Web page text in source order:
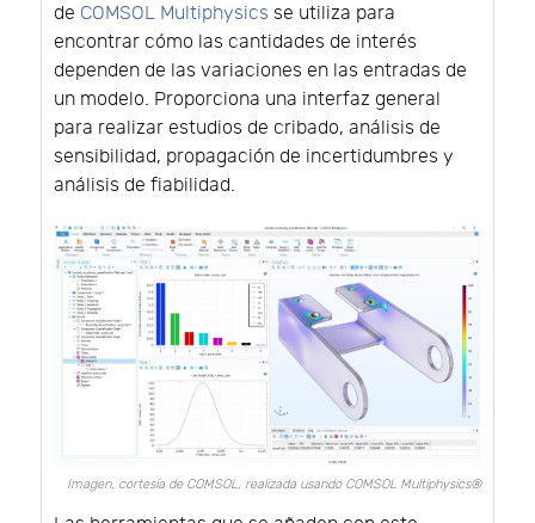
de COMSOL Multiphysics se utiliza para
encontrar cómo las cantidades de interés
dependen de las variaciones en las entradas de
un modelo. Proporciona una interfaz general
para realizar estudios de cribado, análisis de
sensibilidad, propagación de incertidumbres y
análisis de fiabilidad.
Imagen, cortesía de COMSOL, realizada usando COMSOL Multiphysics®